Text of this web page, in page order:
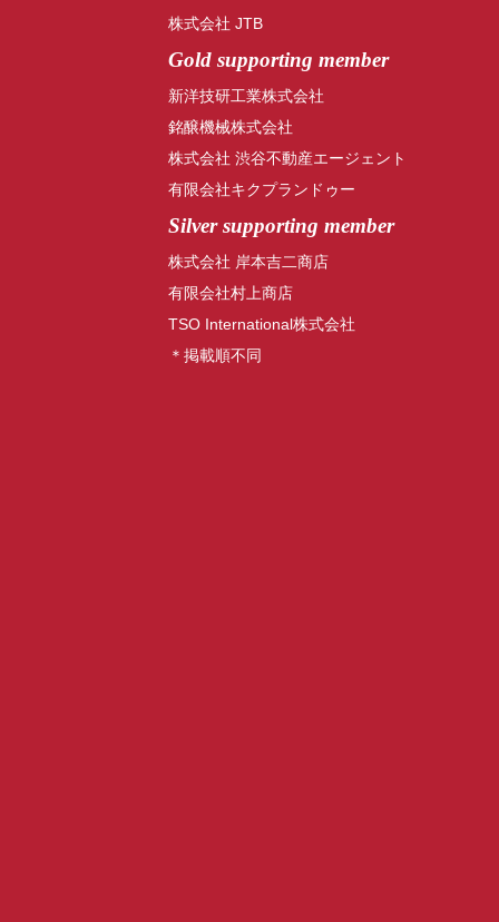
株式会社 JTB
Gold supporting member
新洋技研工業株式会社
銘醸機械株式会社
株式会社 渋谷不動産エージェント
有限会社キクプランドゥー
Silver supporting member
株式会社 岸本吉二商店
有限会社村上商店
TSO International株式会社
＊掲載順不同